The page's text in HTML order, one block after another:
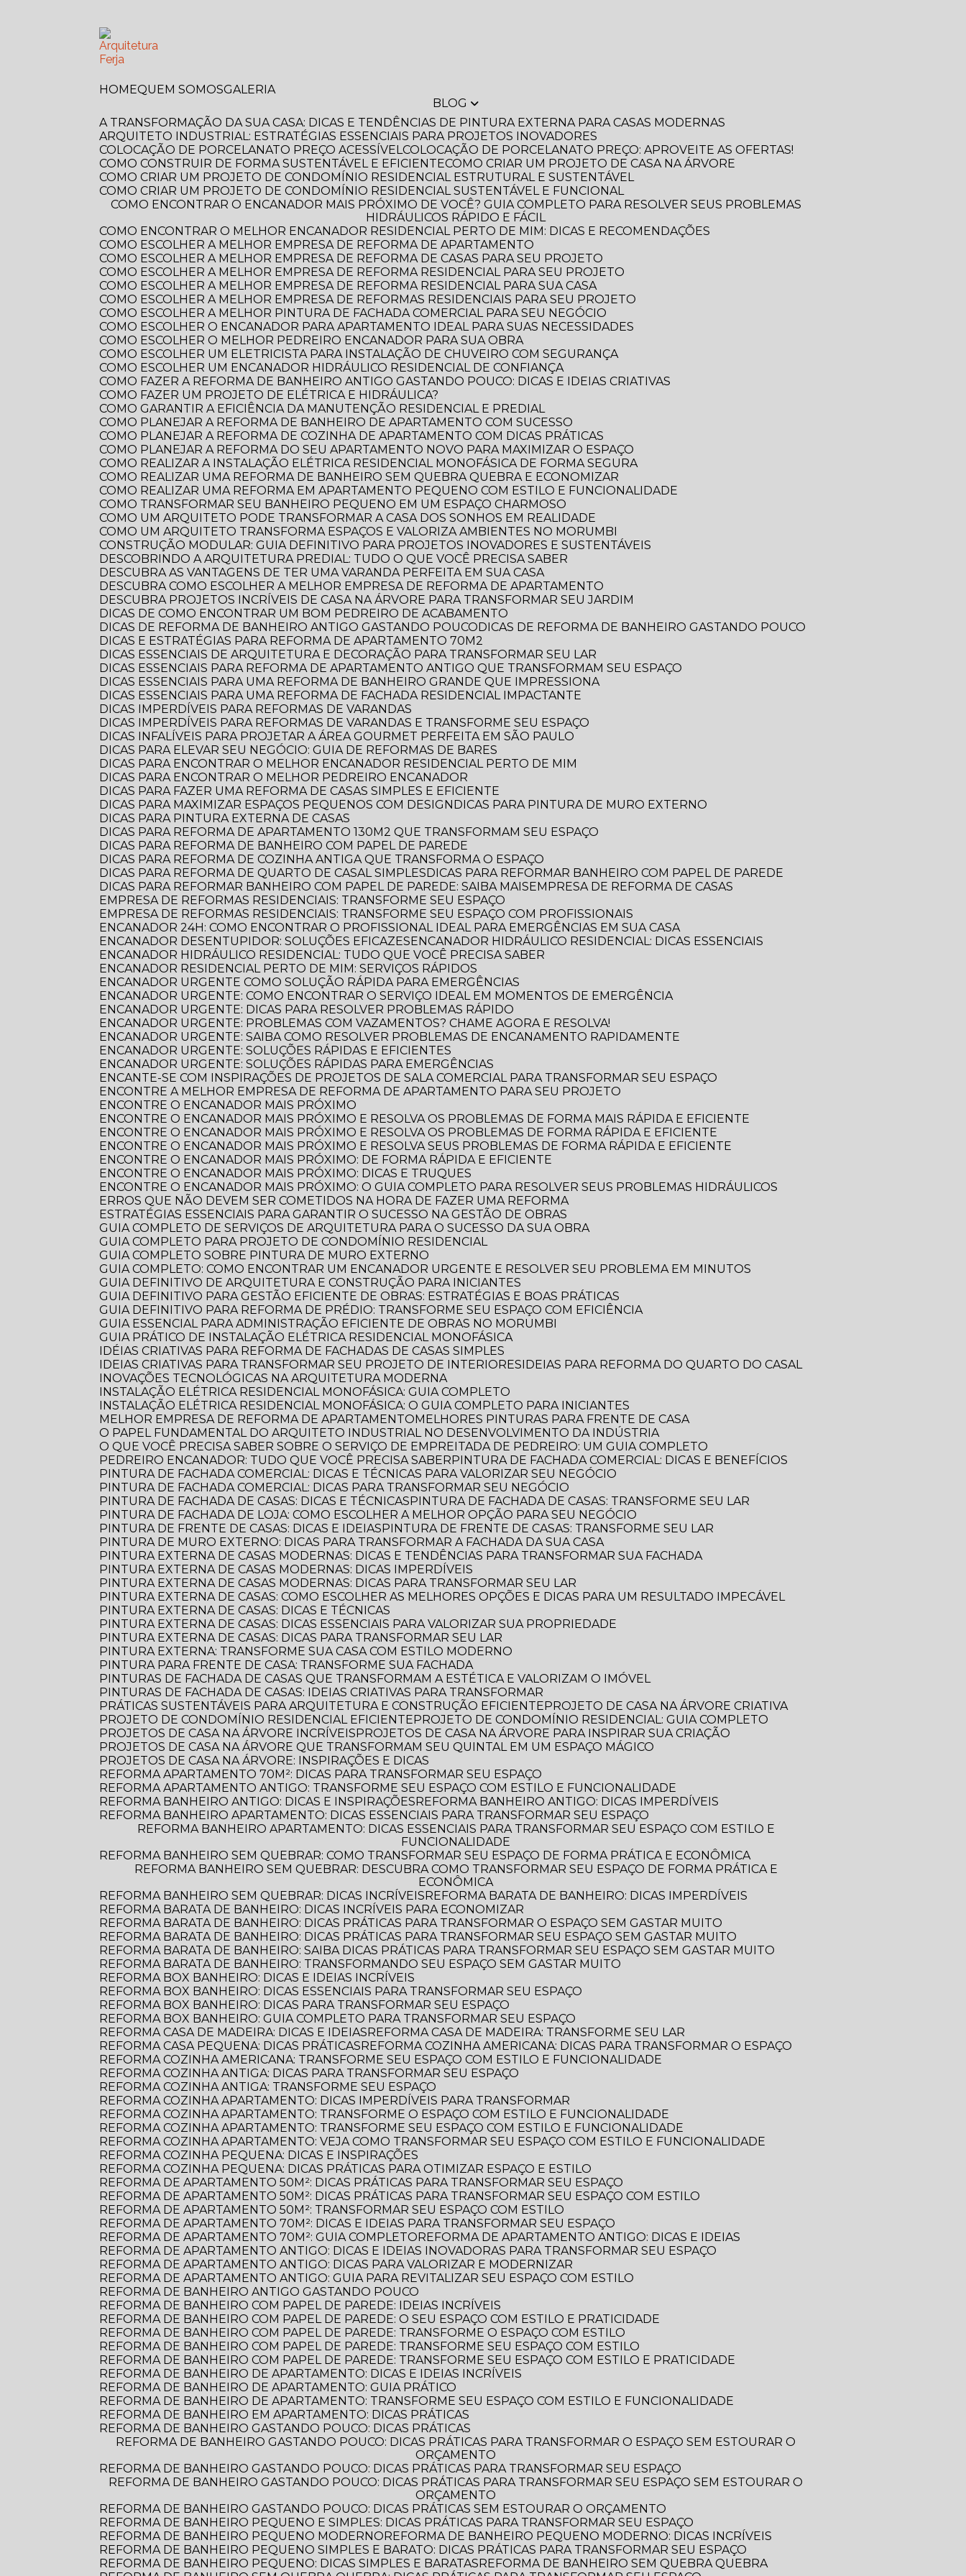
HOME QUEM SOMOS
GALERIA
BLOG
A TRANSFORMAÇÃO DA SUA CASA: DICAS E TENDÊNCIAS DE PINTURA EXTERNA PARA CASAS MODERNAS
ARQUITETO INDUSTRIAL: ESTRATÉGIAS ESSENCIAIS PARA PROJETOS INOVADORES
COLOCAÇÃO DE PORCELANATO PREÇO ACESSÍVEL COLOCAÇÃO DE PORCELANATO PREÇO: APROVEITE AS OFERTAS!
COMO CONSTRUIR DE FORMA SUSTENTÁVEL E EFICIENTE COMO CRIAR UM PROJETO DE CASA NA ÁRVORE
COMO CRIAR UM PROJETO DE CONDOMÍNIO RESIDENCIAL ESTRUTURAL E SUSTENTÁVEL
COMO CRIAR UM PROJETO DE CONDOMÍNIO RESIDENCIAL SUSTENTÁVEL E FUNCIONAL
COMO ENCONTRAR O ENCANADOR MAIS PRÓXIMO DE VOCÊ? GUIA COMPLETO PARA RESOLVER SEUS PROBLEMAS
HIDRÁULICOS RÁPIDO E FÁCIL
COMO ENCONTRAR O MELHOR ENCANADOR RESIDENCIAL PERTO DE MIM: DICAS E RECOMENDAÇÕES
COMO ESCOLHER A MELHOR EMPRESA DE REFORMA DE APARTAMENTO
COMO ESCOLHER A MELHOR EMPRESA DE REFORMA DE CASAS PARA SEU PROJETO
COMO ESCOLHER A MELHOR EMPRESA DE REFORMA RESIDENCIAL PARA SEU PROJETO
COMO ESCOLHER A MELHOR EMPRESA DE REFORMA RESIDENCIAL PARA SUA CASA
COMO ESCOLHER A MELHOR EMPRESA DE REFORMAS RESIDENCIAIS PARA SEU PROJETO
COMO ESCOLHER A MELHOR PINTURA DE FACHADA COMERCIAL PARA SEU NEGÓCIO
COMO ESCOLHER O ENCANADOR PARA APARTAMENTO IDEAL PARA SUAS NECESSIDADES
COMO ESCOLHER O MELHOR PEDREIRO ENCANADOR PARA SUA OBRA
COMO ESCOLHER UM ELETRICISTA PARA INSTALAÇÃO DE CHUVEIRO COM SEGURANÇA
COMO ESCOLHER UM ENCANADOR HIDRÁULICO RESIDENCIAL DE CONFIANÇA
COMO FAZER A REFORMA DE BANHEIRO ANTIGO GASTANDO POUCO: DICAS E IDEIAS CRIATIVAS
COMO FAZER UM PROJETO DE ELÉTRICA E HIDRÁULICA?
COMO GARANTIR A EFICIÊNCIA DA MANUTENÇÃO RESIDENCIAL E PREDIAL
COMO PLANEJAR A REFORMA DE BANHEIRO DE APARTAMENTO COM SUCESSO
COMO PLANEJAR A REFORMA DE COZINHA DE APARTAMENTO COM DICAS PRÁTICAS
COMO PLANEJAR A REFORMA DO SEU APARTAMENTO NOVO PARA MAXIMIZAR O ESPAÇO
COMO REALIZAR A INSTALAÇÃO ELÉTRICA RESIDENCIAL MONOFÁSICA DE FORMA SEGURA
COMO REALIZAR UMA REFORMA DE BANHEIRO SEM QUEBRA QUEBRA E ECONOMIZAR
COMO REALIZAR UMA REFORMA EM APARTAMENTO PEQUENO COM ESTILO E FUNCIONALIDADE
COMO TRANSFORMAR SEU BANHEIRO PEQUENO EM UM ESPAÇO CHARMOSO
COMO UM ARQUITETO PODE TRANSFORMAR A CASA DOS SONHOS EM REALIDADE
COMO UM ARQUITETO TRANSFORMA ESPAÇOS E VALORIZA AMBIENTES NO MORUMBI
CONSTRUÇÃO MODULAR: GUIA DEFINITIVO PARA PROJETOS INOVADORES E SUSTENTÁVEIS
DESCOBRINDO A ARQUITETURA PREDIAL: TUDO O QUE VOCÊ PRECISA SABER
DESCUBRA AS VANTAGENS DE TER UMA VARANDA PERFEITA EM SUA CASA
DESCUBRA COMO ESCOLHER A MELHOR EMPRESA DE REFORMA DE APARTAMENTO
DESCUBRA PROJETOS INCRÍVEIS DE CASA NA ÁRVORE PARA TRANSFORMAR SEU JARDIM
DICAS DE COMO ENCONTRAR UM BOM PEDREIRO DE ACABAMENTO
DICAS DE REFORMA DE BANHEIRO ANTIGO GASTANDO POUCO
DICAS DE REFORMA DE BANHEIRO GASTANDO POUCO
DICAS E ESTRATÉGIAS PARA REFORMA DE APARTAMENTO 70M2
DICAS ESSENCIAIS DE ARQUITETURA E DECORAÇÃO PARA TRANSFORMAR SEU LAR
DICAS ESSENCIAIS PARA REFORMA DE APARTAMENTO ANTIGO QUE TRANSFORMAM SEU ESPAÇO
DICAS ESSENCIAIS PARA UMA REFORMA DE BANHEIRO GRANDE QUE IMPRESSIONA
DICAS ESSENCIAIS PARA UMA REFORMA DE FACHADA RESIDENCIAL IMPACTANTE
DICAS IMPERDÍVEIS PARA REFORMAS DE VARANDAS
DICAS IMPERDÍVEIS PARA REFORMAS DE VARANDAS E TRANSFORME SEU ESPAÇO
DICAS INFALÍVEIS PARA PROJETAR A ÁREA GOURMET PERFEITA EM SÃO PAULO
DICAS PARA ELEVAR SEU NEGÓCIO: GUIA DE REFORMAS DE BARES
DICAS PARA ENCONTRAR O MELHOR ENCANADOR RESIDENCIAL PERTO DE MIM
DICAS PARA ENCONTRAR O MELHOR PEDREIRO ENCANADOR
DICAS PARA FAZER UMA REFORMA DE CASAS SIMPLES E EFICIENTE
DICAS PARA MAXIMIZAR ESPAÇOS PEQUENOS COM DESIGN
DICAS PARA PINTURA DE MURO EXTERNO
DICAS PARA PINTURA EXTERNA DE CASAS
DICAS PARA REFORMA DE APARTAMENTO 130M2 QUE TRANSFORMAM SEU ESPAÇO
DICAS PARA REFORMA DE BANHEIRO COM PAPEL DE PAREDE
DICAS PARA REFORMA DE COZINHA ANTIGA QUE TRANSFORMA O ESPAÇO
DICAS PARA REFORMA DE QUARTO DE CASAL SIMPLES
DICAS PARA REFORMAR BANHEIRO COM PAPEL DE PAREDE
DICAS PARA REFORMAR BANHEIRO COM PAPEL DE PAREDE: SAIBA MAIS
EMPRESA DE REFORMA DE CASAS
EMPRESA DE REFORMAS RESIDENCIAIS: TRANSFORME SEU ESPAÇO
EMPRESA DE REFORMAS RESIDENCIAIS: TRANSFORME SEU ESPAÇO COM PROFISSIONAIS
ENCANADOR 24H: COMO ENCONTRAR O PROFISSIONAL IDEAL PARA EMERGÊNCIAS EM SUA CASA
ENCANADOR DESENTUPIDOR: SOLUÇÕES EFICAZES
ENCANADOR HIDRÁULICO RESIDENCIAL: DICAS ESSENCIAIS
ENCANADOR HIDRÁULICO RESIDENCIAL: TUDO QUE VOCÊ PRECISA SABER
ENCANADOR RESIDENCIAL PERTO DE MIM: SERVIÇOS RÁPIDOS
ENCANADOR URGENTE COMO SOLUÇÃO RÁPIDA PARA EMERGÊNCIAS
ENCANADOR URGENTE: COMO ENCONTRAR O SERVIÇO IDEAL EM MOMENTOS DE EMERGÊNCIA
ENCANADOR URGENTE: DICAS PARA RESOLVER PROBLEMAS RÁPIDO
ENCANADOR URGENTE: PROBLEMAS COM VAZAMENTOS? CHAME AGORA E RESOLVA!
ENCANADOR URGENTE: SAIBA COMO RESOLVER PROBLEMAS DE ENCANAMENTO RAPIDAMENTE
ENCANADOR URGENTE: SOLUÇÕES RÁPIDAS E EFICIENTES
ENCANADOR URGENTE: SOLUÇÕES RÁPIDAS PARA EMERGÊNCIAS
ENCANTE-SE COM INSPIRAÇÕES DE PROJETOS DE SALA COMERCIAL PARA TRANSFORMAR SEU ESPAÇO
ENCONTRE A MELHOR EMPRESA DE REFORMA DE APARTAMENTO PARA SEU PROJETO
ENCONTRE O ENCANADOR MAIS PRÓXIMO
ENCONTRE O ENCANADOR MAIS PRÓXIMO E RESOLVA OS PROBLEMAS DE FORMA MAIS RÁPIDA E EFICIENTE
ENCONTRE O ENCANADOR MAIS PRÓXIMO E RESOLVA OS PROBLEMAS DE FORMA RÁPIDA E EFICIENTE
ENCONTRE O ENCANADOR MAIS PRÓXIMO E RESOLVA SEUS PROBLEMAS DE FORMA RÁPIDA E EFICIENTE
ENCONTRE O ENCANADOR MAIS PRÓXIMO: DE FORMA RÁPIDA E EFICIENTE
ENCONTRE O ENCANADOR MAIS PRÓXIMO: DICAS E TRUQUES
ENCONTRE O ENCANADOR MAIS PRÓXIMO: O GUIA COMPLETO PARA RESOLVER SEUS PROBLEMAS HIDRÁULICOS
ERROS QUE NÃO DEVEM SER COMETIDOS NA HORA DE FAZER UMA REFORMA
ESTRATÉGIAS ESSENCIAIS PARA GARANTIR O SUCESSO NA GESTÃO DE OBRAS
GUIA COMPLETO DE SERVIÇOS DE ARQUITETURA PARA O SUCESSO DA SUA OBRA
GUIA COMPLETO PARA PROJETO DE CONDOMÍNIO RESIDENCIAL
GUIA COMPLETO SOBRE PINTURA DE MURO EXTERNO
GUIA COMPLETO: COMO ENCONTRAR UM ENCANADOR URGENTE E RESOLVER SEU PROBLEMA EM MINUTOS
GUIA DEFINITIVO DE ARQUITETURA E CONSTRUÇÃO PARA INICIANTES
GUIA DEFINITIVO PARA GESTÃO EFICIENTE DE OBRAS: ESTRATÉGIAS E BOAS PRÁTICAS
GUIA DEFINITIVO PARA REFORMA DE PRÉDIO: TRANSFORME SEU ESPAÇO COM EFICIÊNCIA
GUIA ESSENCIAL PARA ADMINISTRAÇÃO EFICIENTE DE OBRAS NO MORUMBI
GUIA PRÁTICO DE INSTALAÇÃO ELÉTRICA RESIDENCIAL MONOFÁSICA
IDÉIAS CRIATIVAS PARA REFORMA DE FACHADAS DE CASAS SIMPLES
IDEIAS CRIATIVAS PARA TRANSFORMAR SEU PROJETO DE INTERIORES IDEIAS PARA REFORMA DO QUARTO DO CASAL
INOVAÇÕES TECNOLÓGICAS NA ARQUITETURA MODERNA
INSTALAÇÃO ELÉTRICA RESIDENCIAL MONOFÁSICA: GUIA COMPLETO
INSTALAÇÃO ELÉTRICA RESIDENCIAL MONOFÁSICA: O GUIA COMPLETO PARA INICIANTES
MELHOR EMPRESA DE REFORMA DE APARTAMENTO
MELHORES PINTURAS PARA FRENTE DE CASA
O PAPEL FUNDAMENTAL DO ARQUITETO INDUSTRIAL NO DESENVOLVIMENTO DA INDÚSTRIA
O QUE VOCÊ PRECISA SABER SOBRE O SERVIÇO DE EMPREITADA DE PEDREIRO: UM GUIA COMPLETO
PEDREIRO ENCANADOR: TUDO QUE VOCÊ PRECISA SABER
PINTURA DE FACHADA COMERCIAL: DICAS E BENEFÍCIOS
PINTURA DE FACHADA COMERCIAL: DICAS E TÉCNICAS PARA VALORIZAR SEU NEGÓCIO
PINTURA DE FACHADA COMERCIAL: DICAS PARA TRANSFORMAR SEU NEGÓCIO
PINTURA DE FACHADA DE CASAS: DICAS E TÉCNICAS
PINTURA DE FACHADA DE CASAS: TRANSFORME SEU LAR
PINTURA DE FACHADA DE LOJA: COMO ESCOLHER A MELHOR OPÇÃO PARA SEU NEGÓCIO
PINTURA DE FRENTE DE CASAS: DICAS E IDEIAS
PINTURA DE FRENTE DE CASAS: TRANSFORME SEU LAR
PINTURA DE MURO EXTERNO: DICAS PARA TRANSFORMAR A FACHADA DA SUA CASA
PINTURA EXTERNA DE CASAS MODERNAS: DICAS E TENDÊNCIAS PARA TRANSFORMAR SUA FACHADA
PINTURA EXTERNA DE CASAS MODERNAS: DICAS IMPERDÍVEIS
PINTURA EXTERNA DE CASAS MODERNAS: DICAS PARA TRANSFORMAR SEU LAR
PINTURA EXTERNA DE CASAS: COMO ESCOLHER AS MELHORES OPÇÕES E DICAS PARA UM RESULTADO IMPECÁVEL
PINTURA EXTERNA DE CASAS: DICAS E TÉCNICAS
PINTURA EXTERNA DE CASAS: DICAS ESSENCIAIS PARA VALORIZAR SUA PROPRIEDADE
PINTURA EXTERNA DE CASAS: DICAS PARA TRANSFORMAR SEU LAR
PINTURA EXTERNA: TRANSFORME SUA CASA COM ESTILO MODERNO
PINTURA PARA FRENTE DE CASA: TRANSFORME SUA FACHADA
PINTURAS DE FACHADA DE CASAS QUE TRANSFORMAM A ESTÉTICA E VALORIZAM O IMÓVEL
PINTURAS DE FACHADA DE CASAS: IDEIAS CRIATIVAS PARA TRANSFORMAR
PRÁTICAS SUSTENTÁVEIS PARA ARQUITETURA E CONSTRUÇÃO EFICIENTE
PROJETO DE CASA NA ÁRVORE CRIATIVA
PROJETO DE CONDOMÍNIO RESIDENCIAL EFICIENTE
PROJETO DE CONDOMÍNIO RESIDENCIAL: GUIA COMPLETO
PROJETOS DE CASA NA ÁRVORE INCRÍVEIS
PROJETOS DE CASA NA ÁRVORE PARA INSPIRAR SUA CRIAÇÃO
PROJETOS DE CASA NA ÁRVORE QUE TRANSFORMAM SEU QUINTAL EM UM ESPAÇO MÁGICO
PROJETOS DE CASA NA ÁRVORE: INSPIRAÇÕES E DICAS
REFORMA APARTAMENTO 70M²: DICAS PARA TRANSFORMAR SEU ESPAÇO
REFORMA APARTAMENTO ANTIGO: TRANSFORME SEU ESPAÇO COM ESTILO E FUNCIONALIDADE
REFORMA BANHEIRO ANTIGO: DICAS E INSPIRAÇÕES
REFORMA BANHEIRO ANTIGO: DICAS IMPERDÍVEIS
REFORMA BANHEIRO APARTAMENTO: DICAS ESSENCIAIS PARA TRANSFORMAR SEU ESPAÇO
REFORMA BANHEIRO APARTAMENTO: DICAS ESSENCIAIS PARA TRANSFORMAR SEU ESPAÇO COM ESTILO E
FUNCIONALIDADE
REFORMA BANHEIRO SEM QUEBRAR: COMO TRANSFORMAR SEU ESPAÇO DE FORMA PRÁTICA E ECONÔMICA
REFORMA BANHEIRO SEM QUEBRAR: DESCUBRA COMO TRANSFORMAR SEU ESPAÇO DE FORMA PRÁTICA E
ECONÔMICA
REFORMA BANHEIRO SEM QUEBRAR: DICAS INCRÍVEIS
REFORMA BARATA DE BANHEIRO: DICAS IMPERDÍVEIS
REFORMA BARATA DE BANHEIRO: DICAS INCRÍVEIS PARA ECONOMIZAR
REFORMA BARATA DE BANHEIRO: DICAS PRÁTICAS PARA TRANSFORMAR O ESPAÇO SEM GASTAR MUITO
REFORMA BARATA DE BANHEIRO: DICAS PRÁTICAS PARA TRANSFORMAR SEU ESPAÇO SEM GASTAR MUITO
REFORMA BARATA DE BANHEIRO: SAIBA DICAS PRÁTICAS PARA TRANSFORMAR SEU ESPAÇO SEM GASTAR MUITO
REFORMA BARATA DE BANHEIRO: TRANSFORMANDO SEU ESPAÇO SEM GASTAR MUITO
REFORMA BOX BANHEIRO: DICAS E IDEIAS INCRÍVEIS
REFORMA BOX BANHEIRO: DICAS ESSENCIAIS PARA TRANSFORMAR SEU ESPAÇO
REFORMA BOX BANHEIRO: DICAS PARA TRANSFORMAR SEU ESPAÇO
REFORMA BOX BANHEIRO: GUIA COMPLETO PARA TRANSFORMAR SEU ESPAÇO
REFORMA CASA DE MADEIRA: DICAS E IDEIAS
REFORMA CASA DE MADEIRA: TRANSFORME SEU LAR
REFORMA CASA PEQUENA: DICAS PRÁTICAS
REFORMA COZINHA AMERICANA: DICAS PARA TRANSFORMAR O ESPAÇO
REFORMA COZINHA AMERICANA: TRANSFORME SEU ESPAÇO COM ESTILO E FUNCIONALIDADE
REFORMA COZINHA ANTIGA: DICAS PARA TRANSFORMAR SEU ESPAÇO
REFORMA COZINHA ANTIGA: TRANSFORME SEU ESPAÇO
REFORMA COZINHA APARTAMENTO: DICAS IMPERDÍVEIS PARA TRANSFORMAR
REFORMA COZINHA APARTAMENTO: TRANSFORME O ESPAÇO COM ESTILO E FUNCIONALIDADE
REFORMA COZINHA APARTAMENTO: TRANSFORME SEU ESPAÇO COM ESTILO E FUNCIONALIDADE
REFORMA COZINHA APARTAMENTO: VEJA COMO TRANSFORMAR SEU ESPAÇO COM ESTILO E FUNCIONALIDADE
REFORMA COZINHA PEQUENA: DICAS E INSPIRAÇÕES
REFORMA COZINHA PEQUENA: DICAS PRÁTICAS PARA OTIMIZAR ESPAÇO E ESTILO
REFORMA DE APARTAMENTO 50M²: DICAS PRÁTICAS PARA TRANSFORMAR SEU ESPAÇO
REFORMA DE APARTAMENTO 50M²: DICAS PRÁTICAS PARA TRANSFORMAR SEU ESPAÇO COM ESTILO
REFORMA DE APARTAMENTO 50M²: TRANSFORMAR SEU ESPAÇO COM ESTILO
REFORMA DE APARTAMENTO 70M²: DICAS E IDEIAS PARA TRANSFORMAR SEU ESPAÇO
REFORMA DE APARTAMENTO 70M²: GUIA COMPLETO
REFORMA DE APARTAMENTO ANTIGO: DICAS E IDEIAS
REFORMA DE APARTAMENTO ANTIGO: DICAS E IDEIAS INOVADORAS PARA TRANSFORMAR SEU ESPAÇO
REFORMA DE APARTAMENTO ANTIGO: DICAS PARA VALORIZAR E MODERNIZAR
REFORMA DE APARTAMENTO ANTIGO: GUIA PARA REVITALIZAR SEU ESPAÇO COM ESTILO
REFORMA DE BANHEIRO ANTIGO GASTANDO POUCO
REFORMA DE BANHEIRO COM PAPEL DE PAREDE: IDEIAS INCRÍVEIS
REFORMA DE BANHEIRO COM PAPEL DE PAREDE: O SEU ESPAÇO COM ESTILO E PRATICIDADE
REFORMA DE BANHEIRO COM PAPEL DE PAREDE: TRANSFORME O ESPAÇO COM ESTILO
REFORMA DE BANHEIRO COM PAPEL DE PAREDE: TRANSFORME SEU ESPAÇO COM ESTILO
REFORMA DE BANHEIRO COM PAPEL DE PAREDE: TRANSFORME SEU ESPAÇO COM ESTILO E PRATICIDADE
REFORMA DE BANHEIRO DE APARTAMENTO: DICAS E IDEIAS INCRÍVEIS
REFORMA DE BANHEIRO DE APARTAMENTO: GUIA PRÁTICO
REFORMA DE BANHEIRO DE APARTAMENTO: TRANSFORME SEU ESPAÇO COM ESTILO E FUNCIONALIDADE
REFORMA DE BANHEIRO EM APARTAMENTO: DICAS PRÁTICAS
REFORMA DE BANHEIRO GASTANDO POUCO: DICAS PRÁTICAS
REFORMA DE BANHEIRO GASTANDO POUCO: DICAS PRÁTICAS PARA TRANSFORMAR O ESPAÇO SEM ESTOURAR O
ORÇAMENTO
REFORMA DE BANHEIRO GASTANDO POUCO: DICAS PRÁTICAS PARA TRANSFORMAR SEU ESPAÇO
REFORMA DE BANHEIRO GASTANDO POUCO: DICAS PRÁTICAS PARA TRANSFORMAR SEU ESPAÇO SEM ESTOURAR O
ORÇAMENTO
REFORMA DE BANHEIRO GASTANDO POUCO: DICAS PRÁTICAS SEM ESTOURAR O ORÇAMENTO
REFORMA DE BANHEIRO PEQUENO E SIMPLES: DICAS PRÁTICAS PARA TRANSFORMAR SEU ESPAÇO
REFORMA DE BANHEIRO PEQUENO MODERNO
REFORMA DE BANHEIRO PEQUENO MODERNO: DICAS INCRÍVEIS
REFORMA DE BANHEIRO PEQUENO SIMPLES E BARATO: DICAS PRÁTICAS PARA TRANSFORMAR SEU ESPAÇO
REFORMA DE BANHEIRO PEQUENO: DICAS SIMPLES E BARATAS
REFORMA DE BANHEIRO SEM QUEBRA QUEBRA